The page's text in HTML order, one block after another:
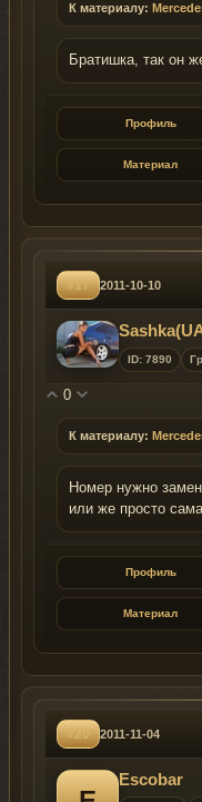
К материалу:
Братишка, так он
Профиль
Материал
#17 2011-10-10
ID: 7890
0
К материалу:
Номер нужно
или же просто
Профиль
Материал
#20 2011-11-04
Escobar